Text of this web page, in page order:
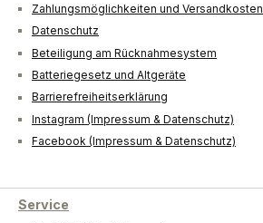
Zahlungsmöglichkeiten und Versandkosten
Datenschutz
Beteiligung am Rücknahmesystem
Batteriegesetz und Altgeräte
Barrierefreiheitserklärung
Instagram (Impressum & Datenschutz)
Facebook (Impressum & Datenschutz)
Service